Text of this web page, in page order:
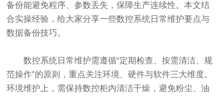
备份能避免程序、参数丢失，保障生产连续性。本文结
合实操经验，给大家分享一些数控系统日常维护要点与
数据备份技巧。
数控系统日常维护需遵循“定期检查、按需清洁、规
范操作”的原则，重点关注环境、硬件与软件三大维度。
环境维护上，需保持数控柜内清洁干燥，避免粉尘、油